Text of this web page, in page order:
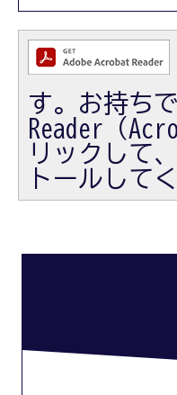
す。お持ち
Reader（
リックして
トールして